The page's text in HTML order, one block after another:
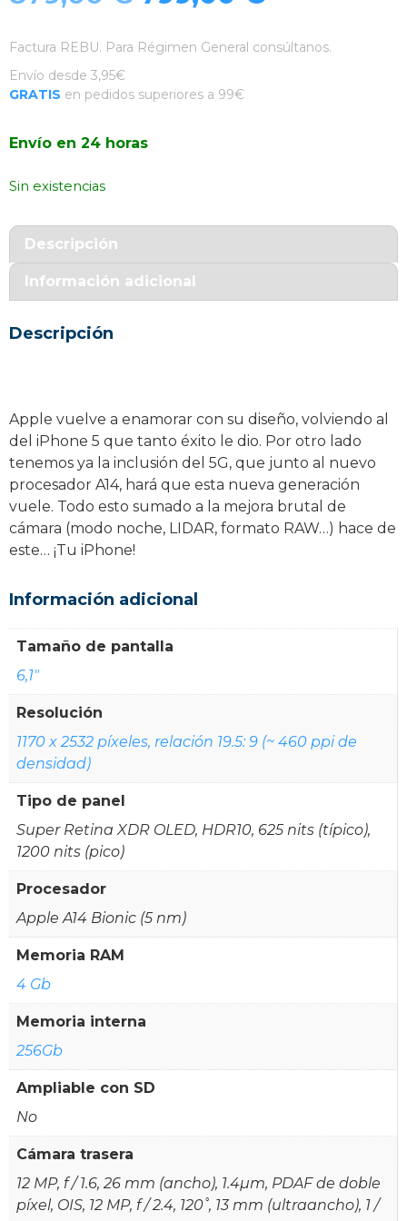
precio
879,00 €.
precio
Factura REBU. Para Régimen General consúltanos.
Envío desde 3,95€
GRATIS en pedidos superiores a 99€
Envío en 24 horas
Sin existencias
Descripción
Información adicional
Descripción
Apple vuelve a enamorar con su diseño, volviendo al
del iPhone 5 que tanto éxito le dio. Por otro lado
tenemos ya la inclusión del 5G, que junto al nuevo
procesador A14, hará que esta nueva generación
vuele. Todo esto sumado a la mejora brutal de
cámara (modo noche, LIDAR, formato RAW…) hace de
este… ¡Tu iPhone!
Información adicional
Tamaño de pantalla
6,1"
Resolución
1170 x 2532 píxeles, relación 19.5: 9 (~ 460 ppi de
densidad)
Tipo de panel
Super Retina XDR OLED, HDR10, 625 nits (típico),
1200 nits (pico)
Procesador
Apple A14 Bionic (5 nm)
Memoria RAM
4 Gb
Memoria interna
256Gb
Ampliable con SD
No
Cámara trasera
12 MP, f / 1.6, 26 mm (ancho), 1.4µm, PDAF de doble
píxel, OIS, 12 MP, f / 2.4, 120˚, 13 mm (ultraancho), 1 /